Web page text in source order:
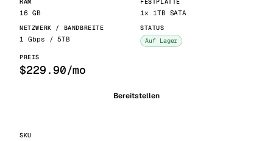
16 GB 1x 1TB SATA
1 Gbps / 5TB Auf Lager
$229.90/mo
Bereitstellen